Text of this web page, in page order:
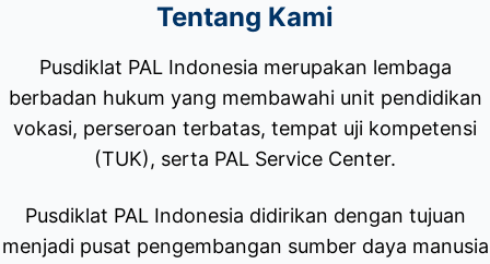
Tentang Kami
Pusdiklat PAL Indonesia merupakan lembaga
berbadan hukum yang membawahi unit pendidikan
vokasi, perseroan terbatas, tempat uji kompetensi
(TUK), serta PAL Service Center.
Pusdiklat PAL Indonesia didirikan dengan tujuan
menjadi pusat pengembangan sumber daya manusia